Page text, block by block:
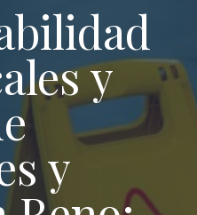
y
y